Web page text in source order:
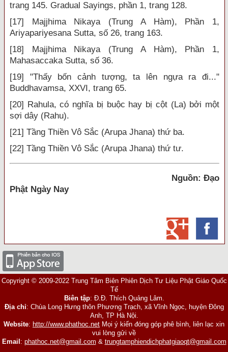
trang 145. Gradual Sayings, phần 1, trang 128.
[17] Majjhima Nikaya (Trung A Hàm), Phần 1,
Ariyapariyesana Sutta, số 26, trang 163.
[18] Majjhima Nikaya (Trung A Hàm), Phần 1,
Mahasaccaka Sutta, số 36.
[19] "Thấy bốn cảnh tượng, ta lên ngựa ra đi..."
Buddhavamsa, XXVI, trang 65.
[20] Rahula, có nghĩa bị buộc hay bị cột (La) bởi một
sợi dây (Rahu).
[21] Tầng Thiền Vô Sắc (Arupa Jhana) thứ ba.
[22] Tầng Thiền Vô Sắc (Arupa Jhana) thứ tư.
Nguồn: Đạo
Phật Ngày Nay
Copyright © 2009-2022 Trung Tâm Biên Phiên Dịch Tư Liệu Phật Giáo Quốc
Tế
Biên tập: Đ.Đ. Thích Quảng Lâm.
Địa chỉ: Chùa Long Hưng thôn Phương Trạch, xã Vĩnh Ngọc, huyện Đông
Anh, TP Hà Nội.
Website: http://www.phathoc.net Mọi ý kiến đóng góp phê bình, liên lạc xin
vui lòng gửi về
Email : phathoc.net@gmail.com & trungtamphiendichphatgiaoqt@gmail.com